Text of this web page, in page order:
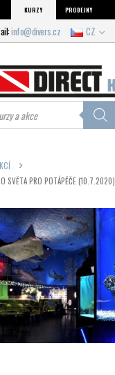
KURZY PRODEJNY
info@divers.cz CZ
SVĚTA PRO POTÁPĚČE (10.7.2020)